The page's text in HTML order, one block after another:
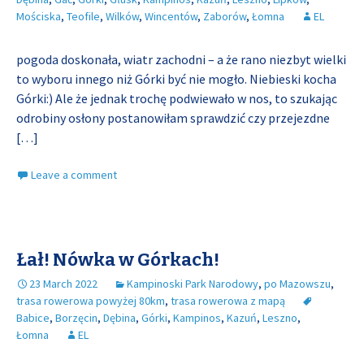
Mościska, Teofile, Wilków, Wincentów, Zaborów, Łomna EL
pogoda doskonała, wiatr zachodni – a że rano niezbyt wielki
to wyboru innego niż Górki być nie mogło. Niebieski kocha
Górki:) Ale że jednak trochę podwiewało w nos, to szukając
odrobiny osłony postanowiłam sprawdzić czy przejezdne
[…]
Leave a comment
Łał! Nówka w Górkach!
23 March 2022 Kampinoski Park Narodowy, po Mazowszu,
trasa rowerowa powyżej 80km, trasa rowerowa z mapą
Babice, Borzęcin, Dębina, Górki, Kampinos, Kazuń, Leszno,
Łomna
EL